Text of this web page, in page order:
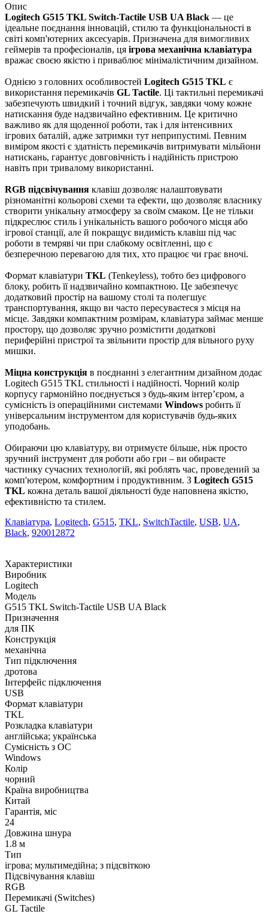
Опис
Logitech G515 TKL Switch-Tactile USB UA Black — це
ідеальне поєднання інновацій, стилю та функціональності в
світі комп'ютерних аксесуарів. Призначена для вимогливих
геймерів та професіоналів, ця ігрова механічна клавіатура
вражає своєю якістю і приваблює мінімалістичним дизайном.
Однією з головних особливостей Logitech G515 TKL є
використання перемикачів GL Tactile. Ці тактильні перемикачі
забезпечують швидкий і точний відгук, завдяки чому кожне
натискання буде надзвичайно ефективним. Це критично
важливо як для щоденної роботи, так і для інтенсивних
ігрових баталій, адже затримки тут неприпустимі. Певним
виміром якості є здатність перемикачів витримувати мільйони
натискань, гарантує довговічність і надійність пристрою
навіть при тривалому використанні.
RGB підсвічування клавіш дозволяє налаштовувати
різноманітні кольорові схеми та ефекти, що дозволяє власнику
створити унікальну атмосферу за своїм смаком. Це не тільки
підкреслює стиль і унікальність вашого робочого місця або
ігрової станції, але й покращує видимість клавіш під час
роботи в темряві чи при слабкому освітленні, що є
безперечною перевагою для тих, хто працює чи грає вночі.
Формат клавіатури TKL (Tenkeyless), тобто без цифрового
блоку, робить її надзвичайно компактною. Це забезпечує
додатковий простір на вашому столі та полегшує
транспортування, якщо ви часто пересуваєтеся з місця на
місце. Завдяки компактним розмірам, клавіатура займає менше
простору, що дозволяє зручно розмістити додаткові
периферійні пристрої та звільнити простір для вільного руху
мишки.
Міцна конструкція в поєднанні з елегантним дизайном додає
Logitech G515 TKL стильності і надійності. Чорний колір
корпусу гармонійно поєднується з будь-яким інтер’єром, а
сумісність із операційними системами Windows робить її
універсальним інструментом для користувачів будь-яких
уподобань.
Обираючи цю клавіатуру, ви отримуєте більше, ніж просто
зручний інструмент для роботи або гри – ви обираєте
частинку сучасних технологій, які роблять час, проведений за
комп'ютером, комфортним і продуктивним. З Logitech G515
TKL кожна деталь вашої діяльності буде наповнена якістю,
ефективністю та стилем.
Клавіатура, Logitech, G515, TKL, SwitchTactile, USB, UA,
Black, 920012872
Характеристики
Виробник
Logitech
Модель
G515 TKL Switch-Tactile USB UA Black
Призначення
для ПК
Конструкція
механічна
Тип підключення
дротова
Інтерфейс підключення
USB
Формат клавіатури
TKL
Розкладка клавіатури
англійська; українська
Сумісність з ОС
Windows
Колір
чорний
Країна виробництва
Китай
Гарантія, міс
24
Довжина шнура
1.8 м
Тип
ігрова; мультимедійна; з підсвіткою
Підсвічування клавіш
RGB
Перемикачі (Switches)
GL Tactile